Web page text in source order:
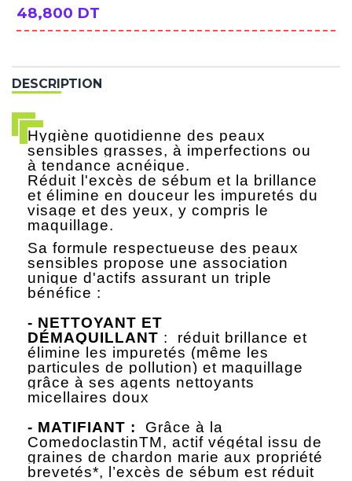
48,800 DT
DESCRIPTION
Hygiène quotidienne des peaux
sensibles grasses, à imperfections ou
à tendance acnéique.
Réduit l'excès de sébum et la brillance
et élimine en douceur les impuretés du
visage et des yeux, y compris le
maquillage.
Sa formule respectueuse des peaux
sensibles propose une association
unique d'actifs assurant un triple
bénéfice :
- NETTOYANT ET
DÉMAQUILLANT : réduit brillance et
élimine les impuretés (même les
particules de pollution) et maquillage
grâce à ses agents nettoyants
micellaires doux
- MATIFIANT : Grâce à la
ComedoclastinTM, actif végétal issu de
graines de chardon marie aux propriété
brevetés*, l’excès de sébum est réduit